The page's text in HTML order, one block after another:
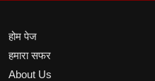
होम पेज
हमारा सफर
About Us